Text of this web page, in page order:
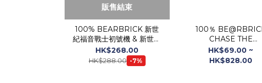
販售結束
100% BEARBRICK 新世
紀福音戰士初號機 & 新世紀
福音戰士十三號機 (全新塗
裝版) 2件套裝(2026年9月
HK$268.00
HK$288.00 -7%
100％
CHASE THE
MANDALORIAN
HK$69.00 ~
HK$828.00